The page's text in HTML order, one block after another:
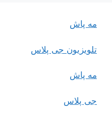
مه پاش
تلویزیون جی پلاس
مه پاش
جی پلاس